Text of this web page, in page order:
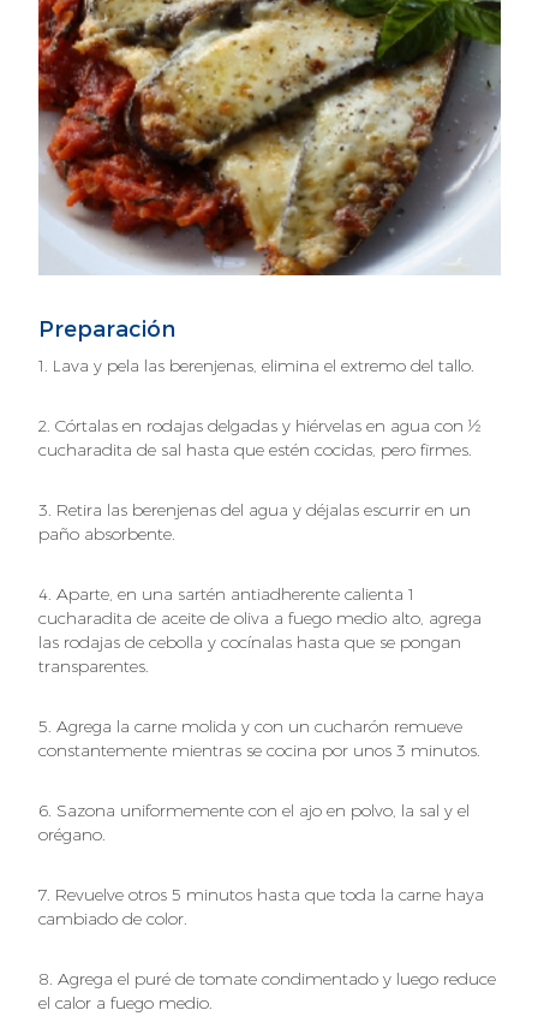
Preparación
1. Lava y pela las berenjenas, elimina el extremo del tallo.
2. Córtalas en rodajas delgadas y hiérvelas en agua con ½
cucharadita de sal hasta que estén cocidas, pero firmes.
3. Retira las berenjenas del agua y déjalas escurrir en un
paño absorbente.
4. Aparte, en una sartén antiadherente calienta 1
cucharadita de aceite de oliva a fuego medio alto, agrega
las rodajas de cebolla y cocínalas hasta que se pongan
transparentes.
5. Agrega la carne molida y con un cucharón remueve
constantemente mientras se cocina por unos 3 minutos.
6. Sazona uniformemente con el ajo en polvo, la sal y el
orégano.
7. Revuelve otros 5 minutos hasta que toda la carne haya
cambiado de color.
8. Agrega el puré de tomate condimentado y luego reduce
el calor a fuego medio.